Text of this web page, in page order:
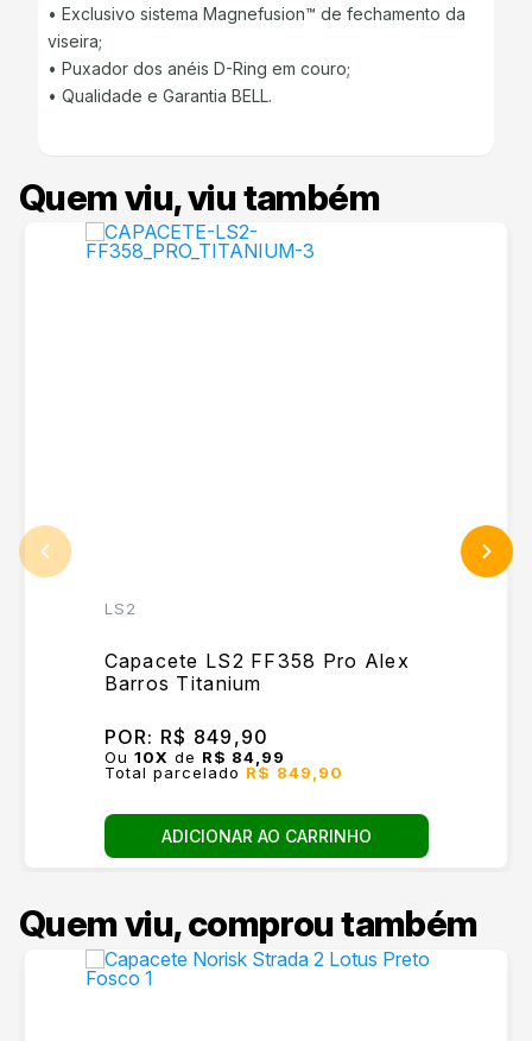
• Exclusivo sistema Magnefusion™ de fechamento da
viseira;
• Puxador dos anéis D-Ring em couro;
• Qualidade e Garantia BELL.
Quem viu, viu também
LS2
Capacete LS2 FF358 Pro Alex
Barros Titanium
POR: R$ 849,90
Ou 10X de R$ 84,99
Total parcelado R$ 849,90
ADICIONAR AO CARRINHO
Quem viu, comprou também